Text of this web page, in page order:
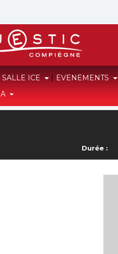
SALLE ICE | EVENEMENTS
Durée :